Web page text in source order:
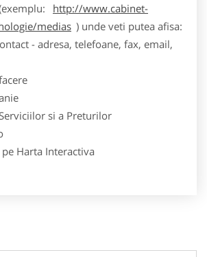
http://www.cabinet-
medias ) unde veti putea afisa:
- adresa, telefoane, fax, email,
si a Preturilor
Harta Interactiva